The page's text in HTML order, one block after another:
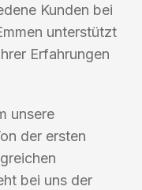
Kunden bei
unterstützt
Erfahrungen
unsere
der ersten
bei uns der